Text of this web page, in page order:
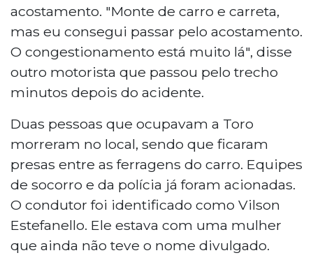
acostamento. "Monte de carro e carreta,
mas eu consegui passar pelo acostamento.
O congestionamento está muito lá", disse
outro motorista que passou pelo trecho
minutos depois do acidente.
Duas pessoas que ocupavam a Toro
morreram no local, sendo que ficaram
presas entre as ferragens do carro. Equipes
de socorro e da polícia já foram acionadas.
O condutor foi identificado como Vilson
Estefanello. Ele estava com uma mulher
que ainda não teve o nome divulgado.